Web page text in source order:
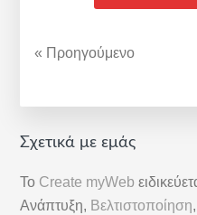
« Προηγούμενο
Αρχική
Στήλη
Σχετικά με εμάς
Το Create myWeb
Ανάπτυξη, Βελτιστοποίηση,